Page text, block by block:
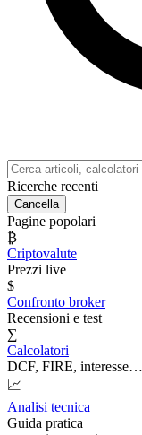
Ricerche recenti
Cancella
Pagine popolari
₿
Criptovalute
Prezzi live
$
Confronto broker
Recensioni e test
∑
Calcolatori
DCF, FIRE, interesse…
📈
Analisi tecnica
Guida pratica